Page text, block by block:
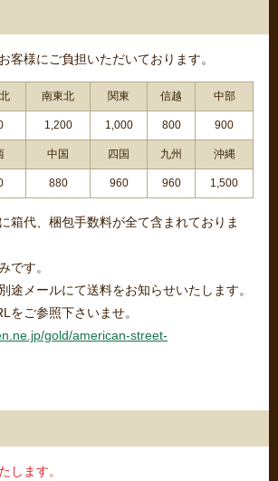
客様にご負担いただいております。
南東北 関東 信越 中部
1,200 1,000 800 900
中国 四国 九州 沖縄
880 960 960 1,500
箱代、梱包手数料が全て含まれておりま
です。
途メールにて送料をお知らせいたします。
をご参照下さいませ。
gold/american-street-
します。